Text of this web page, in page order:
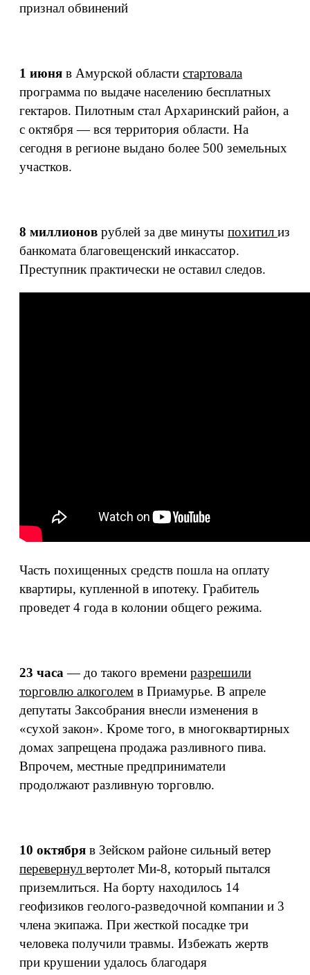
признал обвинений
1 июня в Амурской области стартовала
программа по выдаче населению бесплатных
гектаров. Пилотным стал Архаринский район, а
с октября — вся территория области. На
сегодня в регионе выдано более 500 земельных
участков.
8 миллионов рублей за две минуты похитил из
банкомата благовещенский инкассатор.
Преступник практически не оставил следов.
Часть похищенных средств пошла на оплату
квартиры, купленной в ипотеку. Грабитель
проведет 4 года в колонии общего режима.
23 часа — до такого времени разрешили
торговлю алкоголем в Приамурье. В апреле
депутаты Заксобрания внесли изменения в
«сухой закон». Кроме того, в многоквартирных
домах запрещена продажа разливного пива.
Впрочем, местные предприниматели
продолжают разливную торговлю.
10 октября в Зейском районе сильный ветер
перевернул вертолет Ми-8, который пытался
приземлиться. На борту находилось 14
геофизиков геолого-разведочной компании и 3
члена экипажа. При жесткой посадке три
человека получили травмы. Избежать жертв
при крушении удалось благодаря